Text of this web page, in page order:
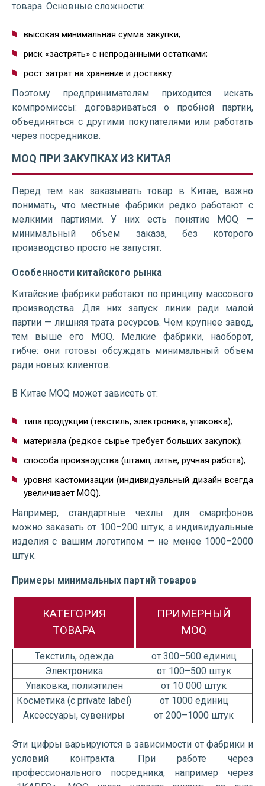
товара. Основные сложности:
высокая минимальная сумма закупки;
риск «застрять» с непроданными остатками;
рост затрат на хранение и доставку.
Поэтому предпринимателям приходится искать
компромиссы: договариваться о пробной партии,
объединяться с другими покупателями или работать
через посредников.
MOQ ПРИ ЗАКУПКАХ ИЗ КИТАЯ
Перед тем как заказывать товар в Китае, важно
понимать, что местные фабрики редко работают с
мелкими партиями. У них есть понятие MOQ —
минимальный объем заказа, без которого
производство просто не запустят.
Особенности китайского рынка
Китайские фабрики работают по принципу массового
производства. Для них запуск линии ради малой
партии — лишняя трата ресурсов. Чем крупнее завод,
тем выше его MOQ. Мелкие фабрики, наоборот,
гибче: они готовы обсуждать минимальный объем
ради новых клиентов.
В Китае MOQ может зависеть от:
типа продукции (текстиль, электроника, упаковка);
материала (редкое сырье требует больших закупок);
способа производства (штамп, литье, ручная работа);
уровня кастомизации (индивидуальный дизайн всегда
увеличивает MOQ).
Например, стандартные чехлы для смартфонов
можно заказать от 100–200 штук, а индивидуальные
изделия с вашим логотипом — не менее 1000–2000
штук.
Примеры минимальных партий товаров
КАТЕГОРИЯ
ТОВАРА
ПРИМЕРНЫЙ
MOQ
Текстиль, одежда
от 300–500 единиц
Электроника
от 100–500 штук
Упаковка, полиэтилен
от 10 000 штук
Косметика (с private label)
от 1000 единиц
Аксессуары, сувениры
от 200–1000 штук
Эти цифры варьируются в зависимости от фабрики и
условий контракта. При работе через
профессионального посредника, например через